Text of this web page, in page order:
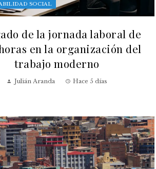
SOCIAL
de la jornada laboral de
en la organización del
trabajo moderno
Julián Aranda Hace 5 días